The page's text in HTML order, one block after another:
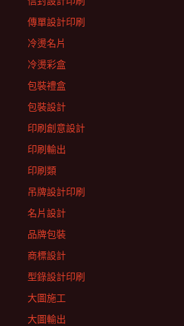
傳單設計印刷
冷燙名片
冷燙彩盒
包裝禮盒
包裝設計
印刷創意設計
印刷輸出
印刷類
吊牌設計印刷
名片設計
品牌包裝
商標設計
型錄設計印刷
大圖施工
大圖輸出